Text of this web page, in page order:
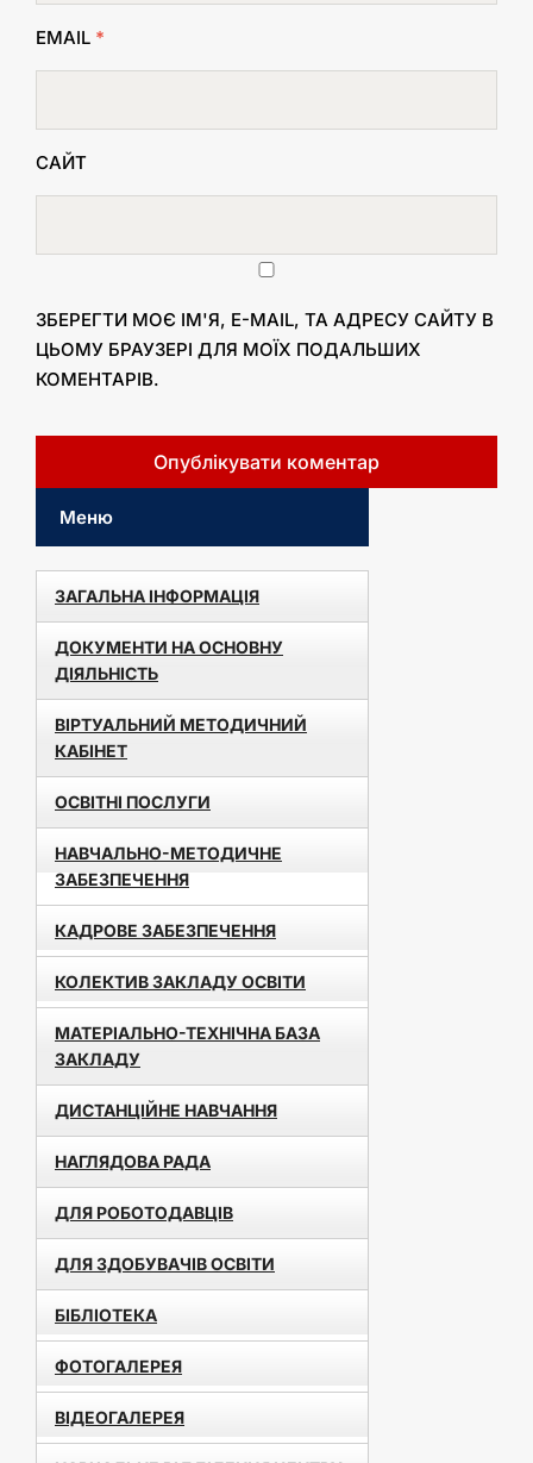
EMAIL *
САЙТ
ЗБЕРЕГТИ МОЄ ІМ'Я, E-MAIL, ТА АДРЕСУ САЙТУ В
ЦЬОМУ БРАУЗЕРІ ДЛЯ МОЇХ ПОДАЛЬШИХ
КОМЕНТАРІВ.
Меню
ЗАГАЛЬНА ІНФОРМАЦІЯ
ДОКУМЕНТИ НА ОСНОВНУ
ДІЯЛЬНІСТЬ
ВІРТУАЛЬНИЙ МЕТОДИЧНИЙ
КАБІНЕТ
ОСВІТНІ ПОСЛУГИ
НАВЧАЛЬНО-МЕТОДИЧНЕ
ЗАБЕЗПЕЧЕННЯ
КАДРОВЕ ЗАБЕЗПЕЧЕННЯ
КОЛЕКТИВ ЗАКЛАДУ ОСВІТИ
МАТЕРІАЛЬНО-ТЕХНІЧНА БАЗА
ЗАКЛАДУ
ДИСТАНЦІЙНЕ НАВЧАННЯ
НАГЛЯДОВА РАДА
ДЛЯ РОБОТОДАВЦІВ
ДЛЯ ЗДОБУВАЧІВ ОСВІТИ
БІБЛІОТЕКА
ФОТОГАЛЕРЕЯ
ВІДЕОГАЛЕРЕЯ